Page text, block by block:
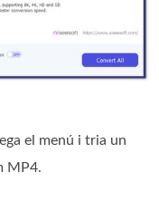
el menú i tria un
MP4.